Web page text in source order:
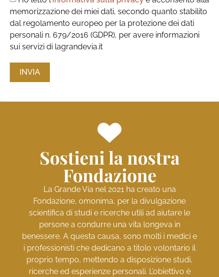
memorizzazione dei miei dati, secondo quanto stabilito
dal regolamento europeo per la protezione dei dati
personali n. 679/2016 (GDPR), per avere informazioni
sui servizi di lagrandevia.it
INVIA
Sostieni la nostra
Fondazione
La Grande Via nel 2021 ha creato una
Fondazione, omonima, per la divulgazione
scientifica di studi e ricerche utili ad aiutare le
persone a condurre una vita longeva in
benessere. A questa causa, sono molti i medici e
i professionisti che dedicano a titolo volontario il
proprio tempo, mettendo a disposizione studi,
ricerche ed esperienze personali. L’obiettivo è